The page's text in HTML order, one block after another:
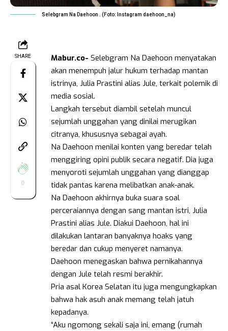
Selebgram Na Daehoon . (Foto: Instagram daehoon_na)
SHARE
0
Mabur.co- Selebgram Na Daehoon menyatakan
akan menempuh jalur hukum terhadap mantan
istrinya, Julia Prastini alias Jule, terkait polemik di
media sosial.
Langkah tersebut diambil setelah muncul
sejumlah unggahan yang dinilai merugikan
citranya, khususnya sebagai ayah.
Na Daehoon menilai konten yang beredar telah
menggiring opini publik secara negatif. Dia juga
menyoroti sejumlah unggahan yang dianggap
tidak pantas karena melibatkan anak-anak.
Na Daehoon akhirnya buka suara soal
perceraiannya dengan sang mantan istri, Julia
Prastini alias Jule. Diakui Daehoon, hal ini
dilakukan lantaran banyaknya hoaks yang
beredar dan cukup menyeret namanya.
Daehoon menegaskan bahwa pernikahannya
dengan Jule telah resmi berakhir.
Pria asal Korea Selatan itu juga mengungkapkan
bahwa hak asuh anak memang telah jatuh
kepadanya.
“Aku ngomong sekali saja ini, emang (rumah